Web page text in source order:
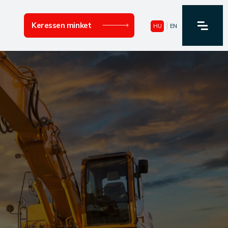
Keressen minket HU | EN